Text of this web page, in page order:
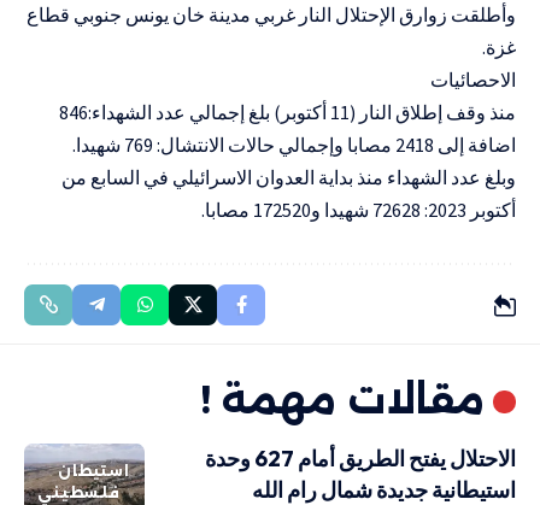
وأطلقت زوارق الإحتلال النار غربي مدينة خان يونس جنوبي قطاع
غزة.
الاحصائيات
منذ وقف إطلاق النار (11 أكتوبر) بلغ إجمالي عدد الشهداء:846
اضافة إلى 2418 مصابا وإجمالي حالات الانتشال: 769 شهيدا.
وبلغ عدد الشهداء منذ بداية العدوان الاسرائيلي في السابع من
أكتوبر 2023: 72628 شهيدا و172520 مصابا.
مقالات مهمة !
استيطان
فلسطيني
الاحتلال يفتح الطريق أمام 627 وحدة
استيطانية جديدة شمال رام الله